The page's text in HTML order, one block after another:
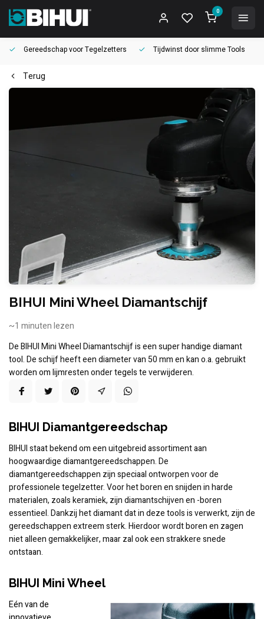
0
Gereedschap voorTegelzetters Tijdwinst door slimme Tools
Terug
BIHUI Mini Wheel Diamantschijf
~1 minuten lezen
De BIHUI Mini Wheel Diamantschijf is een super handige diamant
tool. De schijf heeft een diameter van 50 mm en kan o.a. gebruikt
worden om lijmresten onder tegels te verwijderen.
BIHUI Diamantgereedschap
BIHUI staat bekend om een uitgebreid assortiment aan
hoogwaardige diamantgereedschappen. De
diamantgereedschappen zijn speciaal ontworpen voor de
professionele tegelzetter. Voor het boren en snijden in harde
materialen, zoals keramiek, zijn diamantschijven en -boren
essentieel. Dankzij het diamant dat in deze tools is verwerkt, zijn de
gereedschappen extreem sterk. Hierdoor wordt boren en zagen
niet alleen gemakkelijker, maar zal ook een strakkere snede
ontstaan.
BIHUI Mini Wheel
Eén van de